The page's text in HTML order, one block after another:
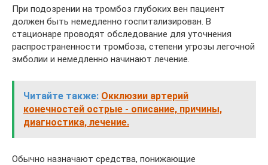
При подозрении на тромбоз глубоких вен пациент
должен быть немедленно госпитализирован. В
стационаре проводят обследование для уточнения
распространенности тромбоза, степени угрозы легочной
эмболии и немедленно начинают лечение.
Читайте также: Окклюзии артерий
конечностей острые - описание, причины,
диагностика, лечение.
Обычно назначают средства, понижающие